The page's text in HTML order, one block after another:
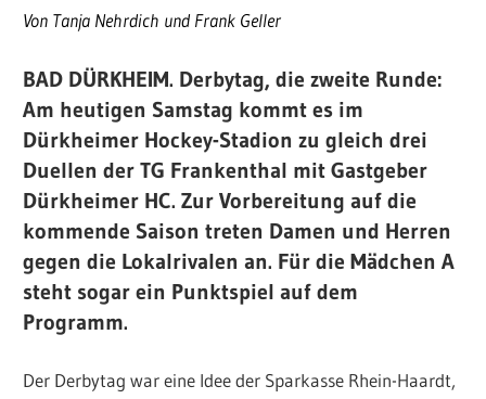
Von Tanja Nehrdich und Frank Geller
BAD DÜRKHEIM. Derbytag, die zweite Runde:
Am heutigen Samstag kommt es im
Dürkheimer Hockey-Stadion zu gleich drei
Duellen der TG Frankenthal mit Gastgeber
Dürkheimer HC. Zur Vorbereitung auf die
kommende Saison treten Damen und Herren
gegen die Lokalrivalen an. Für die Mädchen A
steht sogar ein Punktspiel auf dem
Programm.
Der Derbytag war eine Idee der Sparkasse Rhein-Haardt,